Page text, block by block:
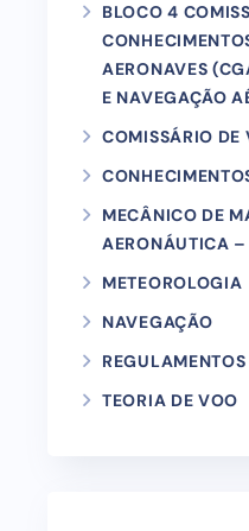
BLOCO 4
AERONAVES
E NAVEGAÇÃO
COMISSÁRIO DE
MECÂNICO DE
AERONÁUTICA
METEOROLOGIA
NAVEGAÇÃO
TEORIA DE VOO